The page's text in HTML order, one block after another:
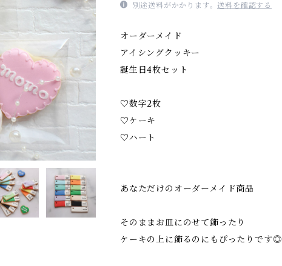
別途送料がかかります。送料を確認する
オーダーメイド
アイシングクッキー
誕生日4枚セット
♡数字2枚
♡ケーキ
♡ハート
あなただけのオーダーメイド商品
そのままお皿にのせて飾ったり
ケーキの上に飾るのにもぴったりです◎